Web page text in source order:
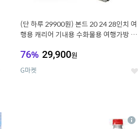
(단 하루 29900원) 본드 20 24 28인치 여
행용 캐리어 기내용 수화물용 여행가방 케
76% 29,900원
G마켓 좋
상